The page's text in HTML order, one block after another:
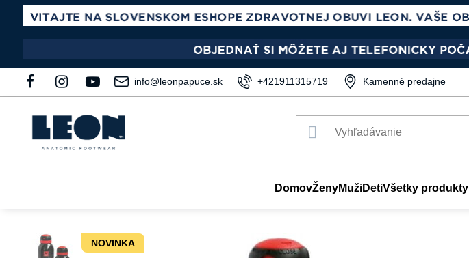
info@leonpapuce.sk +421911315719 Kamenné predajne
DomovŽenyMužiDetiVšetky produkty
NOVINKA